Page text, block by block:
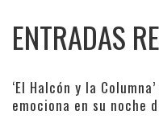
ENTRADAS
‘El Halcón y la
emociona en su noche